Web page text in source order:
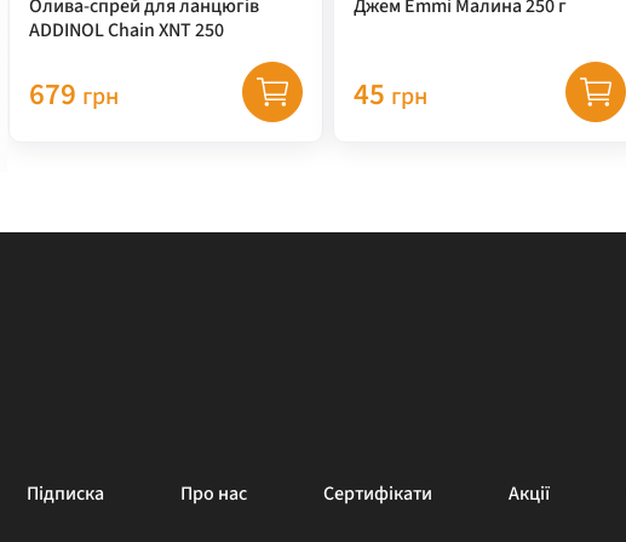
Олива-спрей для ланцюгів
ADDINOL Chain XNT 250
679 грн
Джем Emmi Малина 250 г
45 грн
Підписка Про нас Сертифікати Акції